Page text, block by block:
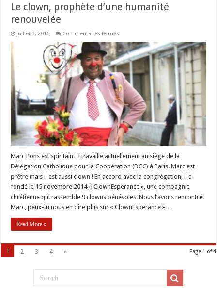
Le clown, prophète d’une humanité
renouvelée
juillet 3, 2016 Commentaires fermés
clown,
prophète
d’une
humanité
renouvelée
Marc Pons est spiritain. Il travaille actuellement au siège de la
Délégation Catholique pour la Coopération (DCC) à Paris. Marc est
prêtre mais il est aussi clown ! En accord avec la congrégation, il a
fondé le 15 novembre 2014 « ClownEsperance », une compagnie
chrétienne qui rassemble 9 clowns bénévoles. Nous l’avons rencontré.
Marc, peux-tu nous en dire plus sur « ClownEsperance » …
Read More »
Page 1 of 4
1 2 3 4 »